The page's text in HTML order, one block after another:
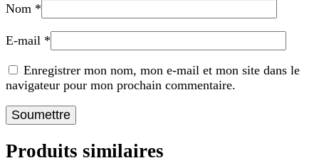
Nom *
E-mail *
Enregistrer mon nom, mon e-mail et mon site dans le
navigateur pour mon prochain commentaire.
Produits similaires